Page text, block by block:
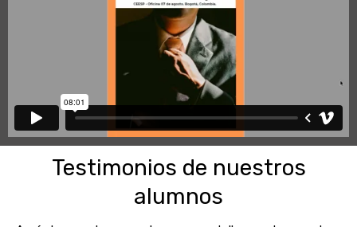
Testimonios de nuestros
alumnos